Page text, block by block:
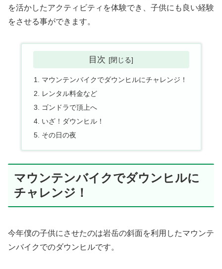
を活かしたアクティビティを体験でき、子供にも良い経験
をさせる事ができます。
目次
マウンテンバイクでダウンヒルにチャレンジ！
レンタル料金など
ゴンドラで頂上へ
いざ！ダウンヒル！
その日の夜
マウンテンバイクでダウンヒルに
チャレンジ！
今年僕の子供にさせたのは岩岳の斜面を利用したマウンテ
ンバイクでのダウンヒルです。